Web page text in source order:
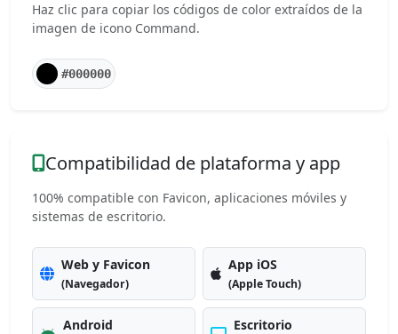
Haz clic para copiar los códigos de color extraídos de la
imagen de icono Command.
#000000
Compatibilidad de plataforma y app
100% compatible con Favicon, aplicaciones móviles y
sistemas de escritorio.
Web y Favicon
(Navegador)
App iOS
(Apple Touch)
Android Escritorio